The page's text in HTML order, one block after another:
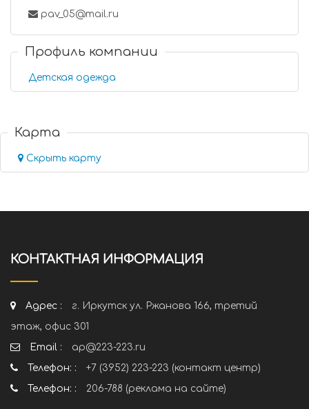
pav_05@mail.ru
Профиль компании
Детская одежда
Карта
Скрыть карту
КОНТАКТНАЯ ИНФОРМАЦИЯ
Адрес :
г. Иркутск ул. Ржанова 166, третий
этаж, офис 301
Email :
ap@223-223.ru
Телефон: :
+7 (3952) 223-223 (контакт центр)
Телефон: :
206-788 (реклама на сайте)